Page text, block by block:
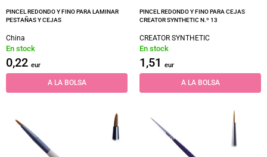
PINCEL REDONDO Y FINO PARA LAMINAR
PESTAÑAS Y CEJAS
China
En stock
0,22 eur
A LA BOLSA
PINCEL REDONDO Y FINO PARA CEJAS
CREATOR SYNTHETIC N.º 13
CREATOR SYNTHETIC
En stock
1,51 eur
A LA BOLSA